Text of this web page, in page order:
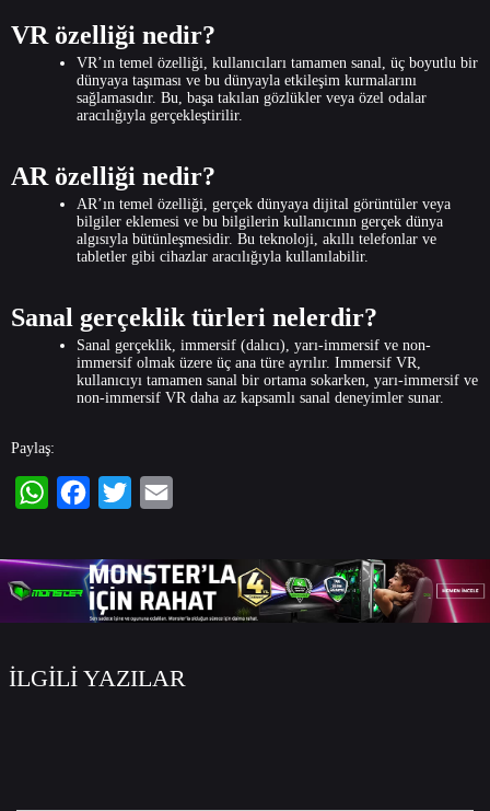
VR özelliği nedir?
VR’ın temel özelliği, kullanıcıları tamamen sanal, üç boyutlu bir
dünyaya taşıması ve bu dünyayla etkileşim kurmalarını
sağlamasıdır. Bu, başa takılan gözlükler veya özel odalar
aracılığıyla gerçekleştirilir.
AR özelliği nedir?
AR’ın temel özelliği, gerçek dünyaya dijital görüntüler veya
bilgiler eklemesi ve bu bilgilerin kullanıcının gerçek dünya
algısıyla bütünleşmesidir. Bu teknoloji, akıllı telefonlar ve
tabletler gibi cihazlar aracılığıyla kullanılabilir.
Sanal gerçeklik türleri nelerdir?
Sanal gerçeklik, immersif (dalıcı), yarı-immersif ve non-
immersif olmak üzere üç ana türe ayrılır. Immersif VR,
kullanıcıyı tamamen sanal bir ortama sokarken, yarı-immersif ve
non-immersif VR daha az kapsamlı sanal deneyimler sunar.
Paylaş:
İLGİLİ YAZILAR